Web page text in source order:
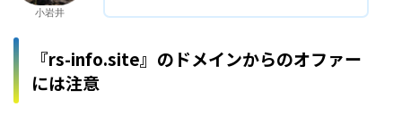
小岩井
『rs-info.site』のドメインからのオファー
には注意